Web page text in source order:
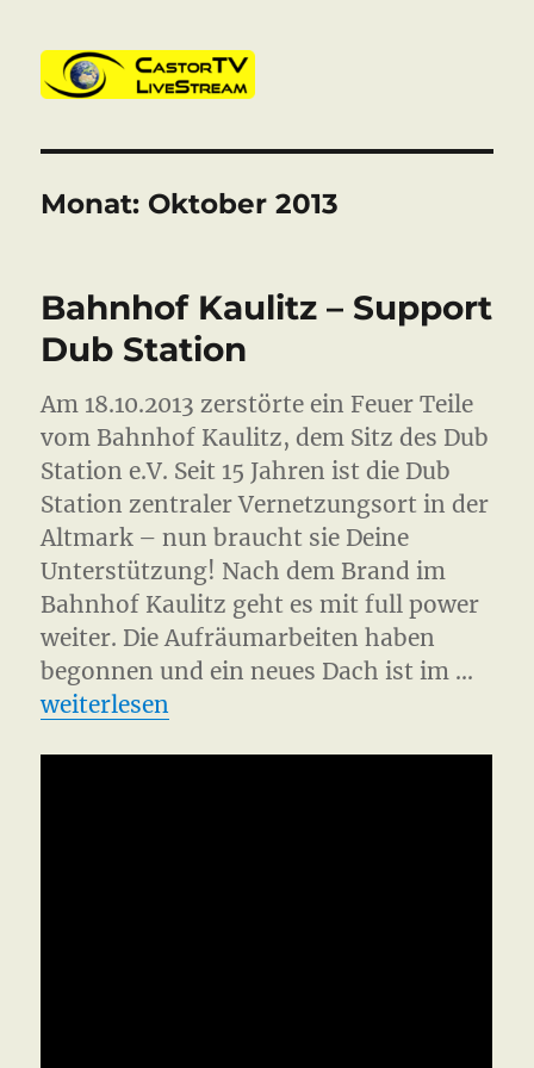
Monat: Oktober 2013
Bahnhof Kaulitz – Support
Dub Station
Am 18.10.2013 zerstörte ein Feuer Teile
vom Bahnhof Kaulitz, dem Sitz des Dub
Station e.V. Seit 15 Jahren ist die Dub
Station zentraler Vernetzungsort in der
Altmark – nun braucht sie Deine
Unterstützung! Nach dem Brand im
Bahnhof Kaulitz geht es mit full power
weiter. Die Aufräumarbeiten haben
begonnen und ein neues Dach ist im …
„Bahnhof Kaulitz – Support Dub Station“
weiterlesen